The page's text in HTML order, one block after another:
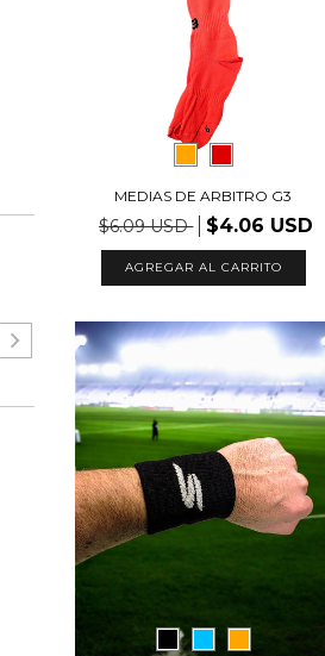
MEDIAS DE ARBITRO G3
$6.09 USD $4.06 USD
AGREGAR AL CARRITO